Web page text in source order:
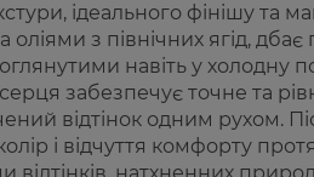
ідеального фінішу
оліями з північних ягід,
навіть у холодну
забезпечує точне та
відтінок одним рухом.
і відчуття комфорту